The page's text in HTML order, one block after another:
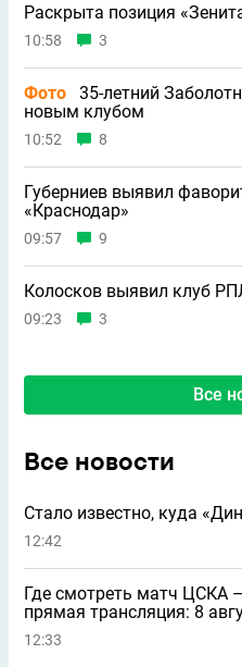
Раскрыта позиция
10:58 3
Фото
35-летний
новым клубом
10:52 8
Губерниев выявил
«Краснодар»
09:57 9
Колосков выявил клуб
09:23 3
Все
Все новости
Стало известно, куда
12:42
Где смотреть матч ЦСКА
прямая трансляция: 8
12:33